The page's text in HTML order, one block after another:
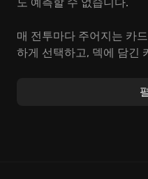
매 전투마다 주어지는 카
하게 선택하고, 덱에 담긴
과, 로그라이크가 선사하